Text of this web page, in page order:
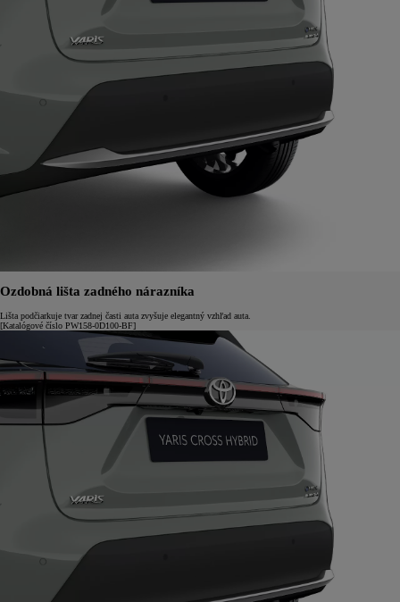
Ozdobná lišta zadného nárazníka
Lišta podčiarkuje tvar zadnej časti auta zvyšuje elegantný vzhľad auta.
[Katalógové číslo PW158-0D100-BF]